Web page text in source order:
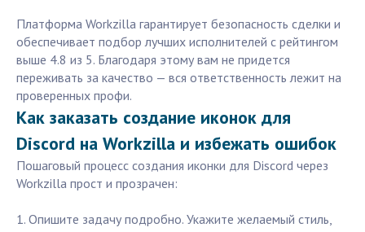
Платформа Workzilla гарантирует безопасность сделки и
обеспечивает подбор лучших исполнителей с рейтингом
выше 4.8 из 5. Благодаря этому вам не придется
переживать за качество — вся ответственность лежит на
проверенных профи.
Как заказать создание иконок для
Discord на Workzilla и избежать ошибок
Пошаговый процесс создания иконки для Discord через
Workzilla прост и прозрачен:
1. Опишите задачу подробно. Укажите желаемый стиль,